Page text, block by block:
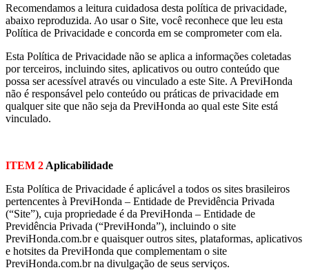
Recomendamos a leitura cuidadosa desta política de privacidade,
abaixo reproduzida. Ao usar o Site, você reconhece que leu esta
Política de Privacidade e concorda em se comprometer com ela.
Esta Política de Privacidade não se aplica a informações coletadas
por terceiros, incluindo sites, aplicativos ou outro conteúdo que
possa ser acessível através ou vinculado a este Site. A PreviHonda
não é responsável pelo conteúdo ou práticas de privacidade em
qualquer site que não seja da PreviHonda ao qual este Site está
vinculado.
ITEM 2 Aplicabilidade
Esta Política de Privacidade é aplicável a todos os sites brasileiros
pertencentes à PreviHonda – Entidade de Previdência Privada
(“Site”), cuja propriedade é da PreviHonda – Entidade de
Previdência Privada (“PreviHonda”), incluindo o site
PreviHonda.com.br e quaisquer outros sites, plataformas, aplicativos
e hotsites da PreviHonda que complementam o site
PreviHonda.com.br na divulgação de seus serviços.